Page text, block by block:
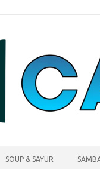
SOUP & SAYUR